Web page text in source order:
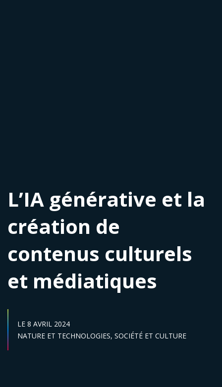
L’IA générative et la
création de
contenus culturels
et médiatiques
LE DATE DE DÉBUT :
8 AVRIL 2024
Secteur :
NATURE ET TECHNOLOGIES, SOCIÉTÉ ET CULTURE